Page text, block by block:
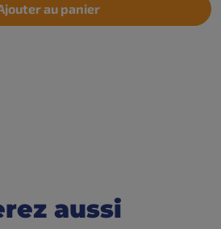
au panier
aussi